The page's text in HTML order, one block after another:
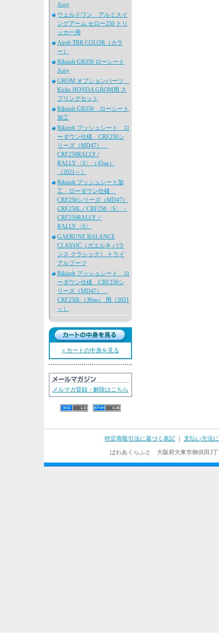
Assy
ウェルドワン アルミスイ
ングアーム セロー250 トリ
ッカー用
Airoh TRR COLOR（カラ
ー）
Rikizoh GB350 ローシート
Assy
GROM オプションパーツ
Kicks HONDA GROM用 ス
プリングセット
Rikizoh GB350 ローシート
加工
Rikizoh ブッシュシート ロ
ーダウン仕様 CRF250シ
リーズ（MD47）
CRF250RALLY /
RALLY〈S〉（45㎜）
（2021～）
Rikizoh ブッシュシート加
工 ローダウン仕様
CRF250シリーズ（MD47）
CRF250L／CRF250〈S〉・
CRF250RALLY／
RALLY〈S〉
GAERUNE BALANCE
CLASSIC（ガエルネ バラ
ンス クラシック） トライ
アルブーツ
Rikizoh ブッシュシート ロ
ーダウン仕様 CRF250シ
リーズ（MD47）
CRF250L（30㎜） 用（2021
～）
» カートの中身を見る
メルマガ登録・解除はこちら
特定商取引法に基づく表記
支払い方法
ぱわあくらふと 大阪府大東市御供田3